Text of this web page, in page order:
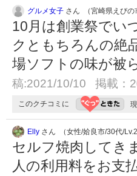
グルメ女子 さん （宮崎県えびの
10月は創業祭でい
クともちろんの絶
場ソフトの味が被
稿:2021/10/10 掲載：
このクチコミに
Elly さん （女性/姶良市/30代/
セルフ焼肉してき
人の利用料をお支